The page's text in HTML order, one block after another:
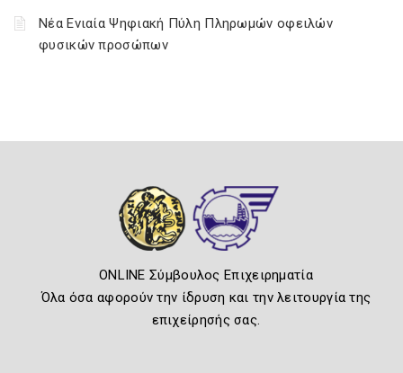
Νέα Ενιαία Ψηφιακή Πύλη Πληρωμών οφειλών
φυσικών προσώπων
ONLINE Σύμβουλος Επιχειρηματία
Όλα όσα αφορούν την ίδρυση και την λειτουργία της
επιχείρησής σας.